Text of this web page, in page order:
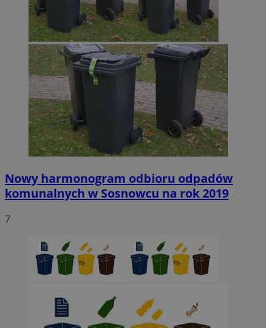
Nowy harmonogram odbioru odpadów
komunalnych w Sosnowcu na rok 2019
7